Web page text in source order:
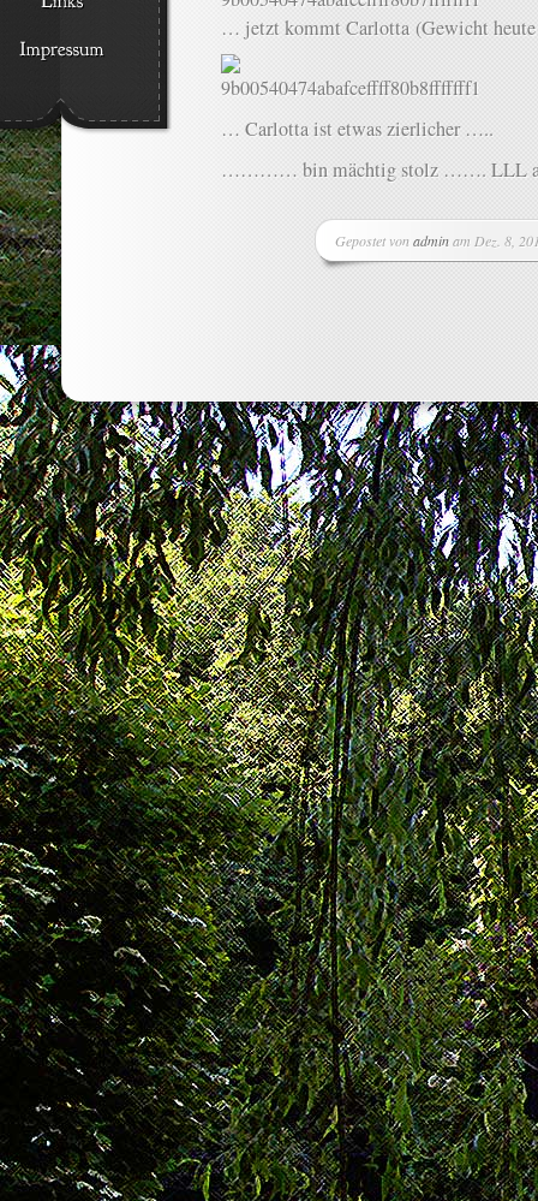
… jetzt kommt Carlotta (Gewicht heute
… Carlotta ist etwas zierlicher …..
………… bin mächtig stolz ……. LLL
Gepostet von adminam Dez. 8,